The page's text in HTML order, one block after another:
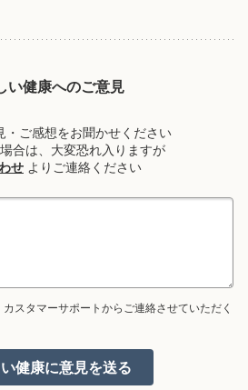
い健康へのご意見
・ご感想をお聞かせください
合は、大変恐れ入りますが
せ よりご連絡ください
スタマーサポートからご連絡させていただく